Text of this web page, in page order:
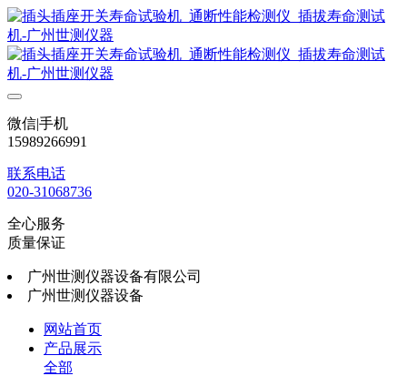
微信|手机
15989266991
联系电话
020-31068736
全心服务
质量保证
广州世测仪器设备有限公司
广州世测仪器设备
网站首页
产品展示
全部